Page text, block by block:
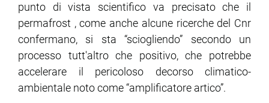
punto di vista scientifico va precisato che il
permafrost , come anche alcune ricerche del Cnr
confermano, si sta “sciogliendo” secondo un
processo tutt'altro che positivo, che potrebbe
accelerare il pericoloso decorso climatico-
ambientale noto come “amplificatore artico”.